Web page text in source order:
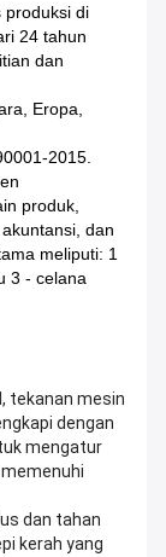
produksi di
24 tahun
dan
Eropa,
2015.
produk,
dan
meliputi: 1
3 - celana
tekanan mesin
dengan
mengatur
dan tahan
kerah yang